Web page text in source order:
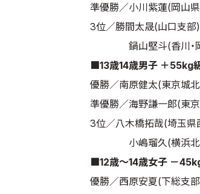
準優勝／小川紫蓮(岡山
3位／勝間太晟(山口支部)
鍋山堅斗(香川・岡
■13歳14歳男子 ＋55kg
優勝／南原健太(東京城
準優勝／海野謙一郎(東
3位／八木橋拓哉(埼玉県
小嶋瑠久(横浜北
■12歳～14歳女子 －
優勝／西原安夏(下総支